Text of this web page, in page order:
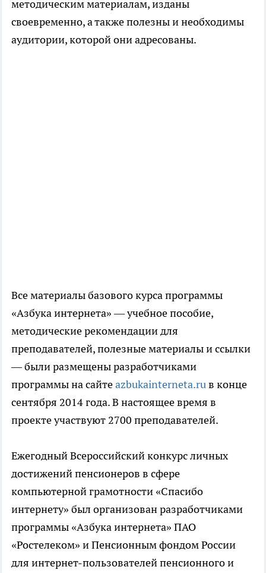
методическим материалам, изданы
своевременно, а также полезны и необходимы
аудитории, которой они адресованы.
Все материалы базового курса программы
«Азбука интернета» — учебное пособие,
методические рекомендации для
преподавателей, полезные материалы и ссылки
— были размещены разработчиками
программы на сайтеazbukainterneta.ruв конце
сентября 2014 года. В настоящее время в
проекте участвуют 2700 преподавателей.
Ежегодный Всероссийский конкурс личных
достижений пенсионеров в сфере
компьютерной грамотности «Спасибо
интернету» был организован разработчиками
программы «Азбука интернета» ПАО
«Ростелеком» и Пенсионным фондом России
для интернет-пользователей пенсионного и